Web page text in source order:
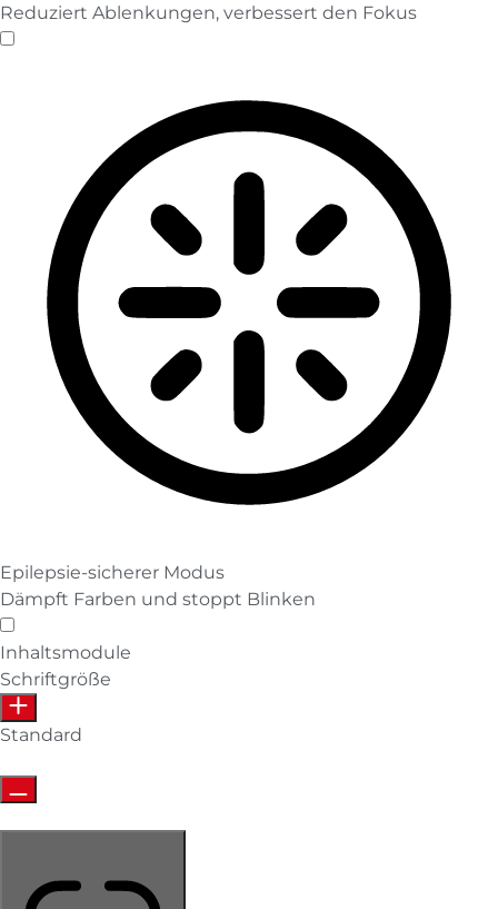
Reduziert Ablenkungen, verbessert den Fokus
Blinden-Modus
Epilepsie-sicherer Modus
Dämpft Farben und stoppt Blinken
Epilepsie-sicherer Modus
Inhaltsmodule
Schriftgröße
Standard